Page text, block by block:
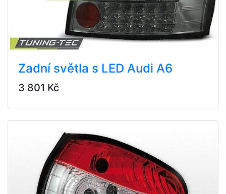
Zadní světla s LED Audi A6
3 801 Kč